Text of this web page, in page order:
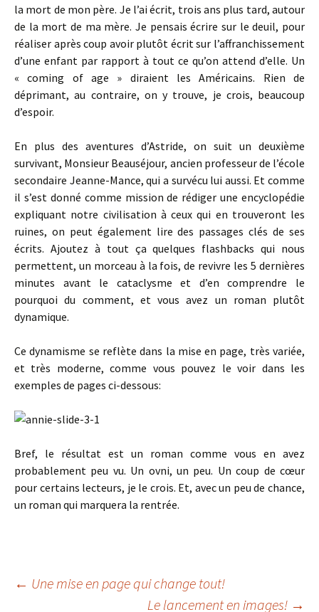
la mort de mon père. Je l’ai écrit, trois ans plus tard, autour
de la mort de ma mère. Je pensais écrire sur le deuil, pour
réaliser après coup avoir plutôt écrit sur l’affranchissement
d’une enfant par rapport à tout ce qu’on attend d’elle. Un
« coming of age » diraient les Américains. Rien de
déprimant, au contraire, on y trouve, je crois, beaucoup
d’espoir.
En plus des aventures d’Astride, on suit un deuxième
survivant, Monsieur Beauséjour, ancien professeur de l’école
secondaire Jeanne-Mance, qui a survécu lui aussi. Et comme
il s’est donné comme mission de rédiger une encyclopédie
expliquant notre civilisation à ceux qui en trouveront les
ruines, on peut également lire des passages clés de ses
écrits. Ajoutez à tout ça quelques flashbacks qui nous
permettent, un morceau à la fois, de revivre les 5 dernières
minutes avant le cataclysme et d’en comprendre le
pourquoi du comment, et vous avez un roman plutôt
dynamique.
Ce dynamisme se reflète dans la mise en page, très variée,
et très moderne, comme vous pouvez le voir dans les
exemples de pages ci-dessous:
Bref, le résultat est un roman comme vous en avez
probablement peu vu. Un ovni, un peu. Un coup de cœur
pour certains lecteurs, je le crois. Et, avec un peu de chance,
un roman qui marquera la rentrée.
← Une mise en page qui change tout!
Le lancement en images! →